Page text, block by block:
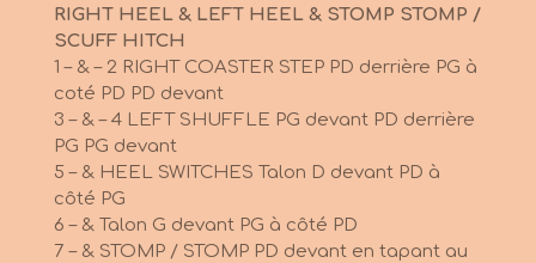
RIGHT HEEL & LEFT HEEL & STOMP STOMP /
SCUFF HITCH
1 – & – 2 RIGHT COASTER STEP PD derrière PG à
coté PD PD devant
3 – & – 4 LEFT SHUFFLE PG devant PD derrière
PG PG devant
5 – & HEEL SWITCHES Talon D devant PD à
côté PG
6 – & Talon G devant PG à côté PD
7 – & STOMP / STOMP PD devant en tapant au